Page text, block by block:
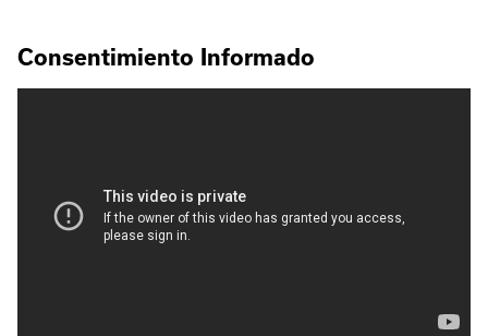
Consentimiento Informado